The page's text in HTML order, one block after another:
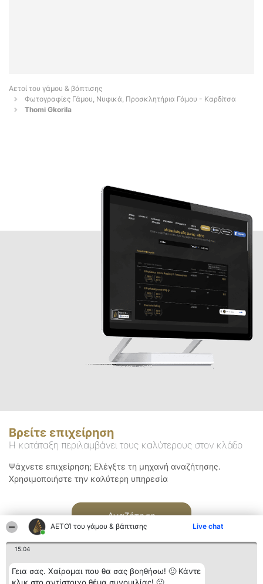
ΑΕΤΟΊ του γάμου & βάπτισης Live chat
15:04
Γεια σας. Χαίρομαι που θα σας βοηθήσω! 🙂 Κάντε
Αετοί του γάμου & βάπτισης
Φωτογραφίες Γάμου, Νυφικά, Προσκλητήρια Γάμου - Καρδίτσα
Thomi Gkorila
Βρείτε επιχείρηση
Η κατάταξη περιλαμβάνει τους καλύτερους στον κλάδο
Ψάχνετε επιχείρηση; Ελέγξτε τη μηχανή αναζήτησης.
Χρησιμοποιήστε την καλύτερη υπηρεσία
Αναζήτηση